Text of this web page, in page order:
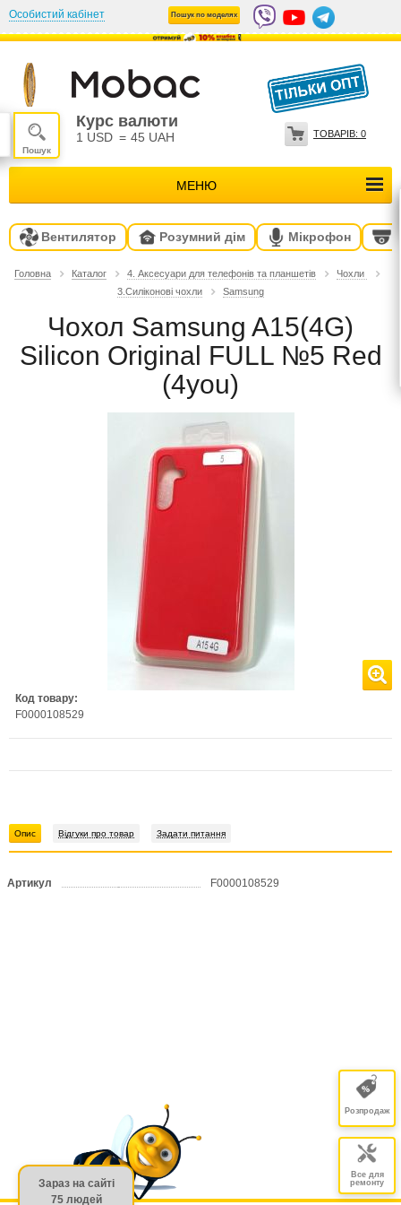
Особистий кабінет Пошук по моделях
Курс валюти
1 USD = 45 UAH
МЕНЮ
ТОВАРІВ: 0
Вентилятор Розумний дім Мікрофон
Головна Каталог 4. Аксесуари для телефонів та планшетів
Чохли
3.Силіконові чохли
Samsung
Чохол Samsung A15(4G)
Silicon Original FULL №5 Red
(4you)
Код товару:
F0000108529
Опис Відгуки про товар Задати питання
Артикул F0000108529
Розпродаж
Все для
ремонту
Зараз на сайті
75 людей